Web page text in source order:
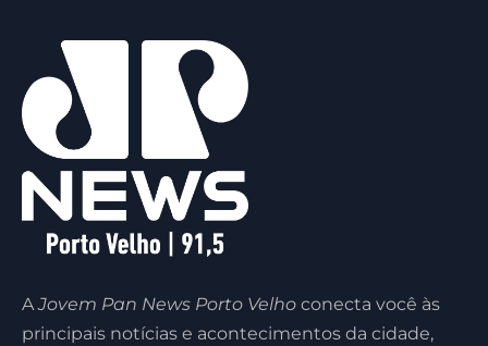
AJovem Pan News Porto Velho conecta você às
principais notícias e acontecimentos da cidade,